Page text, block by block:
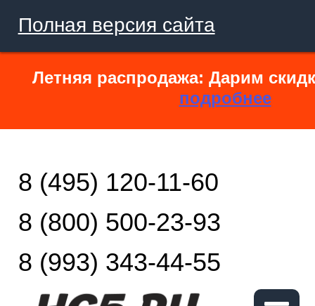
Полная версия сайта
Летняя распродажа: Дарим
подробнее
8 (495) 120-11-60
8 (800) 500-23-93
8 (993) 343-44-55